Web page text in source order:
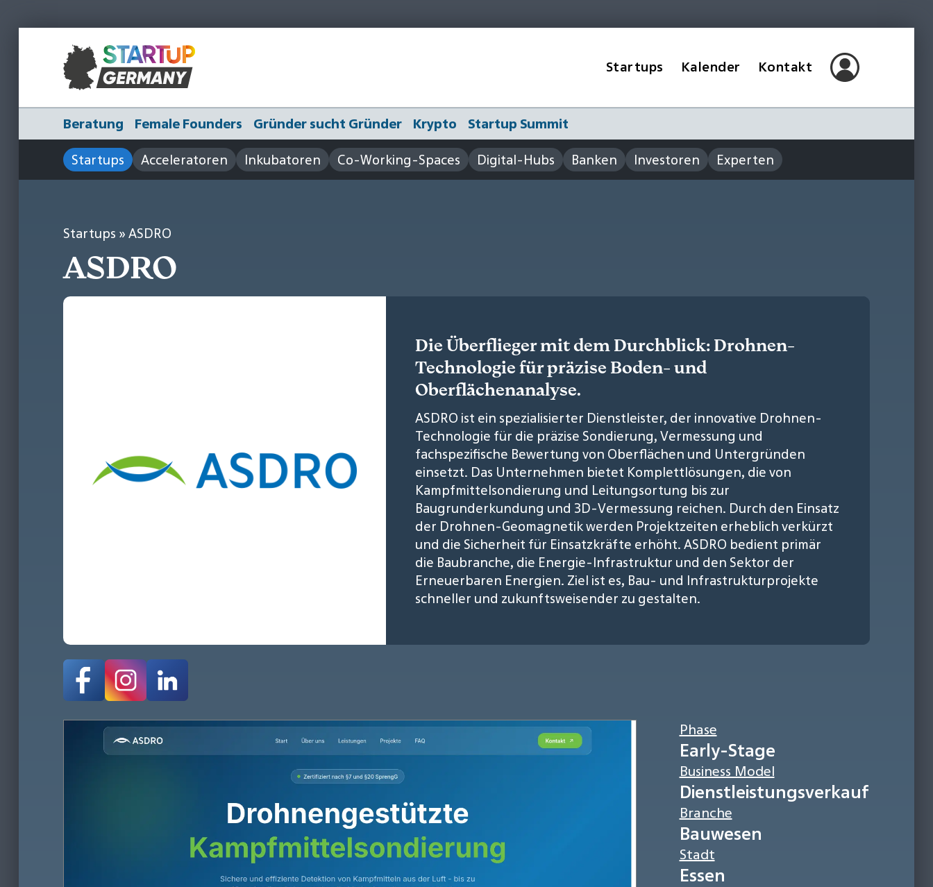
Startups Kalender Kontakt
Beratung Female Founders Gründer sucht Gründer Krypto
Startup Summit
Startups
Acceleratoren Inkubatoren Co-Working-Spaces Digital-Hubs Banken Investoren Experten
Startups » ASDRO
ASDRO
Die Überflieger mit dem Durchblick: Drohnen-
Technologie für präzise Boden- und
Oberflächenanalyse.
ASDRO ist ein spezialisierter Dienstleister, der innovative Drohnen-
Technologie für die präzise Sondierung, Vermessung und
fachspezifische Bewertung von Oberflächen und Untergründen
einsetzt. Das Unternehmen bietet Komplettlösungen, die von
Kampfmittelsondierung und Leitungsortung bis zur
Baugrunderkundung und 3D-Vermessung reichen. Durch den Einsatz
der Drohnen-Geomagnetik werden Projektzeiten erheblich verkürzt
und die Sicherheit für Einsatzkräfte erhöht. ASDRO bedient primär
die Baubranche, die Energie-Infrastruktur und den Sektor der
Erneuerbaren Energien. Ziel ist es, Bau- und Infrastrukturprojekte
schneller und zukunftsweisender zu gestalten.
Phase
Early-Stage
Business Model
Dienstleistungsverkauf
Branche
Bauwesen
Stadt
Essen